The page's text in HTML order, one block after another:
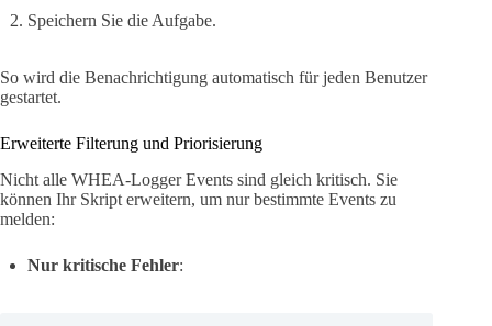
Speichern Sie die Aufgabe.
So wird die Benachrichtigung automatisch für jeden Benutzer
gestartet.
Erweiterte Filterung und Priorisierung
Nicht alle WHEA-Logger Events sind gleich kritisch. Sie
können Ihr Skript erweitern, um nur bestimmte Events zu
melden:
Nur kritische Fehler: